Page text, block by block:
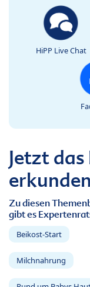
HiPP Live Chat
Jetzt das
erkunden
Zu diesen
gibt es
Beikost-Start
Milchnahrung